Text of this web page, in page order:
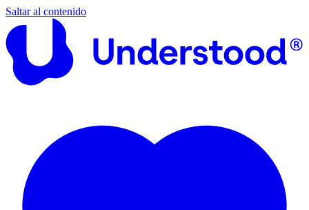
Saltar al contenido